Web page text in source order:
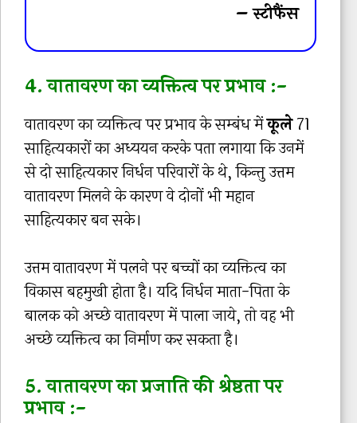
– स्टीफैंस
4. वातावरण का व्यक्तित्व पर प्रभाव :-
वातावरण का व्यक्तित्व पर प्रभाव के सम्बंध मेंकूले71
साहित्यकारों का अध्ययन करके पता लगाया कि उनमें
से दो साहित्यकार निर्धन परिवारों के थे, किन्तु उत्तम
वातावरण मिलने के कारण वे दोनों भी महान
साहित्यकार बन सके।
उत्तम वातावरण में पलने पर बच्चों का व्यक्तित्व का
विकास बहमुखी होता है। यदि निर्धन माता-पिता के
बालक को अच्छे वातावरण में पाला जाये, तो वह भी
अच्छे व्यक्तित्व का निर्माण कर सकता है।
5. वातावरण का प्रजाति की श्रेष्ठता पर
प्रभाव :-